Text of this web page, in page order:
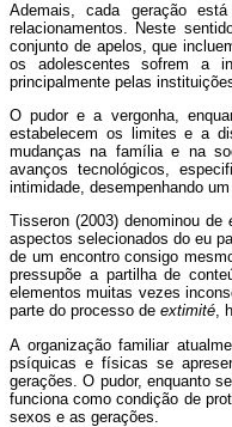
Ademais, cada geração
relacionamentos. Neste
conjunto de apelos, que
os adolescentes sofrem a
principalmente pelas
O pudor e a vergonha,
estabelecem os limites e a
mudanças na família e na
avanços tecnológicos,
intimidade, desempenhando
Tisseron (2003) denominou de
aspectos selecionados do eu
de um encontro consigo
pressupõe a partilha de
elementos muitas vezes
parte do processo de extimité,
A organização familiar
psíquicas e físicas se
gerações. O pudor, enquanto
funciona como condição de
sexos e as gerações.